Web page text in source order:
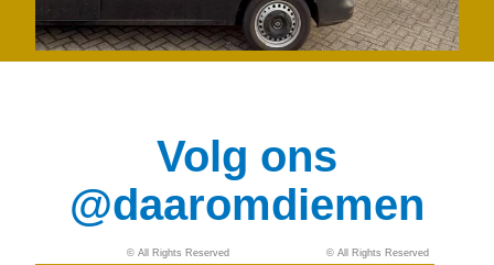
Volg ons
@daaromdiemen
© All Rights Reserved © All Rights Reserved
© All Rights Reserved © All Rights Reserved